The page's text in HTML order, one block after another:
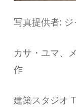
写真提供者:
カサ・ユマ、
作
建築スタジオ